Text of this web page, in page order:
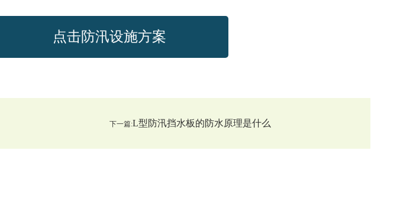
点击防汛设施方案
下一篇:L型防汛挡水板的防水原理是什么